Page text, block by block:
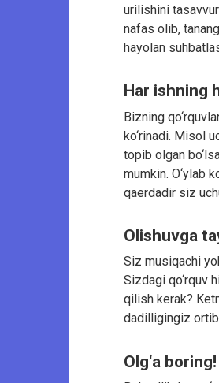
urilishini
nafas olib,
hayolan
Har ishning
Bizning
ko‘rinadi. Misol
topib olgan
mumkin. O‘ylab
qaerdadir siz
Olishuvga
Siz musiqachi
Sizdagi qo‘rquv
qilish kerak?
dadilligingiz
Olg‘a boring!